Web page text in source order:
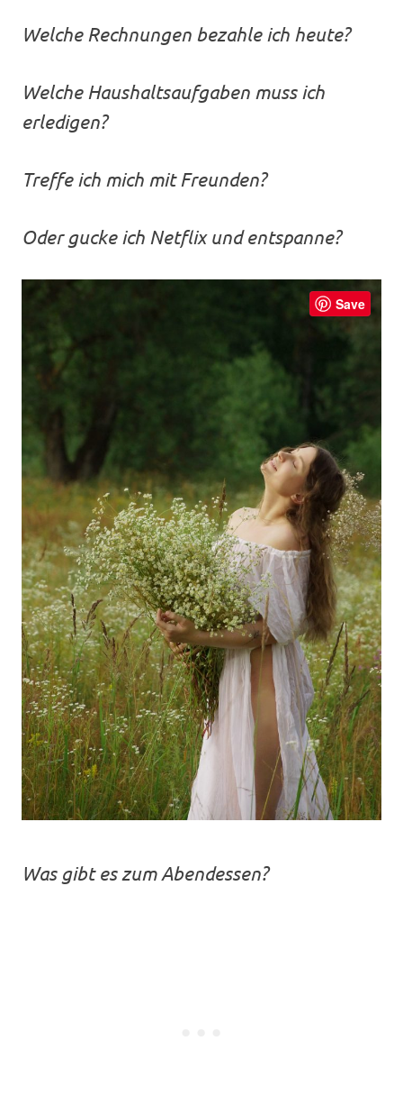
Welche Rechnungen bezahle ich heute?
Welche Haushaltsaufgaben muss ich
erledigen?
Treffe ich mich mit Freunden?
Oder gucke ich Netflix und entspanne?
Save
Was gibt es zum Abendessen?